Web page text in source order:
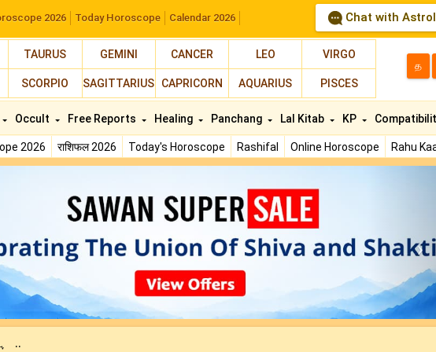
2026 Today Horoscope Calendar 2026 Chat with
TAURUS GEMINI CANCER LEO VIRGO
SCORPIO SAGITTARIUS CAPRICORN AQUARIUS PISCES
த
2026 राशिफल 2026 Today's Horoscope Rashifal Online Horoscope Rahu
Occult Free Reports Healing Panchang Lal Kitab KP
علم الاعداد ہفتہ وار..